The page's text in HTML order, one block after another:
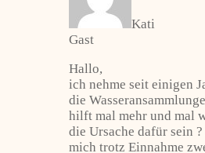
Kati
Gast
Hallo,
ich nehme seit einigen
die
hilft mal mehr und mal
die Ursache dafür sein
mich trotz Einnahme